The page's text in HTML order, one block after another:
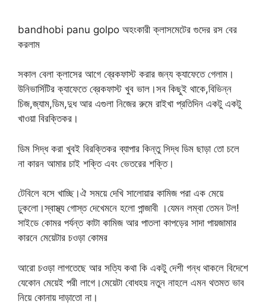
bandhobi panu golpo অহংকারী ক্লাসমেটের গুদের রস বের
করলাম
সকাল বেলা ক্লাসের আগে ব্রেকফাস্ট করার জন্য ক্যাফেতে গেলাম।
উনিভার্সিটির ক্যাফেতে ব্রেকফাস্ট খুব ভাল।সব কিছুই থাকে,বিভিন্ন
চিজ,জ্যাম,ডিম,দুধ আর এগুলা নিজের রুমে রাইখা প্রতিদিন একটু একটু
খাওয়া বিরক্তিকর।
ডিম সিদ্ধ করা খুবই বিরক্তিকর ব্যাপার কিন্তু সিদ্ধ ডিম ছাড়া তো চলে
না কারন আমার চাই শক্তি এবং ভেতরের শক্তি।
টেবিলে বসে খাচ্ছি।ঐ সময়ে দেখি সালোয়ার কামিজ পরা এক মেয়ে
ঢুকলো।স্বাস্থ্য গোস্ত দেখেমনে হলো পান্জাবী ।যেমন লম্বা তেমন টল!
সাইডে কোমর পর্যন্ত কাটা কামিজ আর পাতলা কাপড়ের সাদা পায়জামার
কারনে মেয়েটার চওড়া কোমর
আরো চওড়া লাগতেছে আর সত্যি কথা কি একটু দেশী গন্ধ থাকলে বিদেশে
যেকোন মেয়েই পরী লাগে।মেয়েটা বোধহয় নতুন নাহলে এমন থতমত ভাব
নিয়ে কোনায় দাড়াতো না।